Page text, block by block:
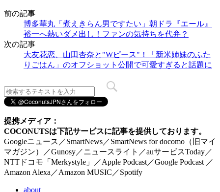
前の記事
博多華丸「煮えきらん男ですたい」朝ドラ『エール』
裕一へ熱いダメ出し！ファンの気持ちを代弁？
次の記事
大友花恋、山田杏奈と"Wピース"！「新米姉妹のふた
りごはん」のオフショット公開で可愛すぎると話題に
提携メディア：
COCONUTSは下記サービスに記事を提供しております。
Googleニュース／SmartNews／SmartNews for docomo（旧マイ
マガジン）／Gunosy／ニュースライト／auサービスToday／
NTTドコモ「Merkystyle」／Apple Podcast／Google Podcast ／
Amazon Alexa／Amazon MUSIC／Spotify
about